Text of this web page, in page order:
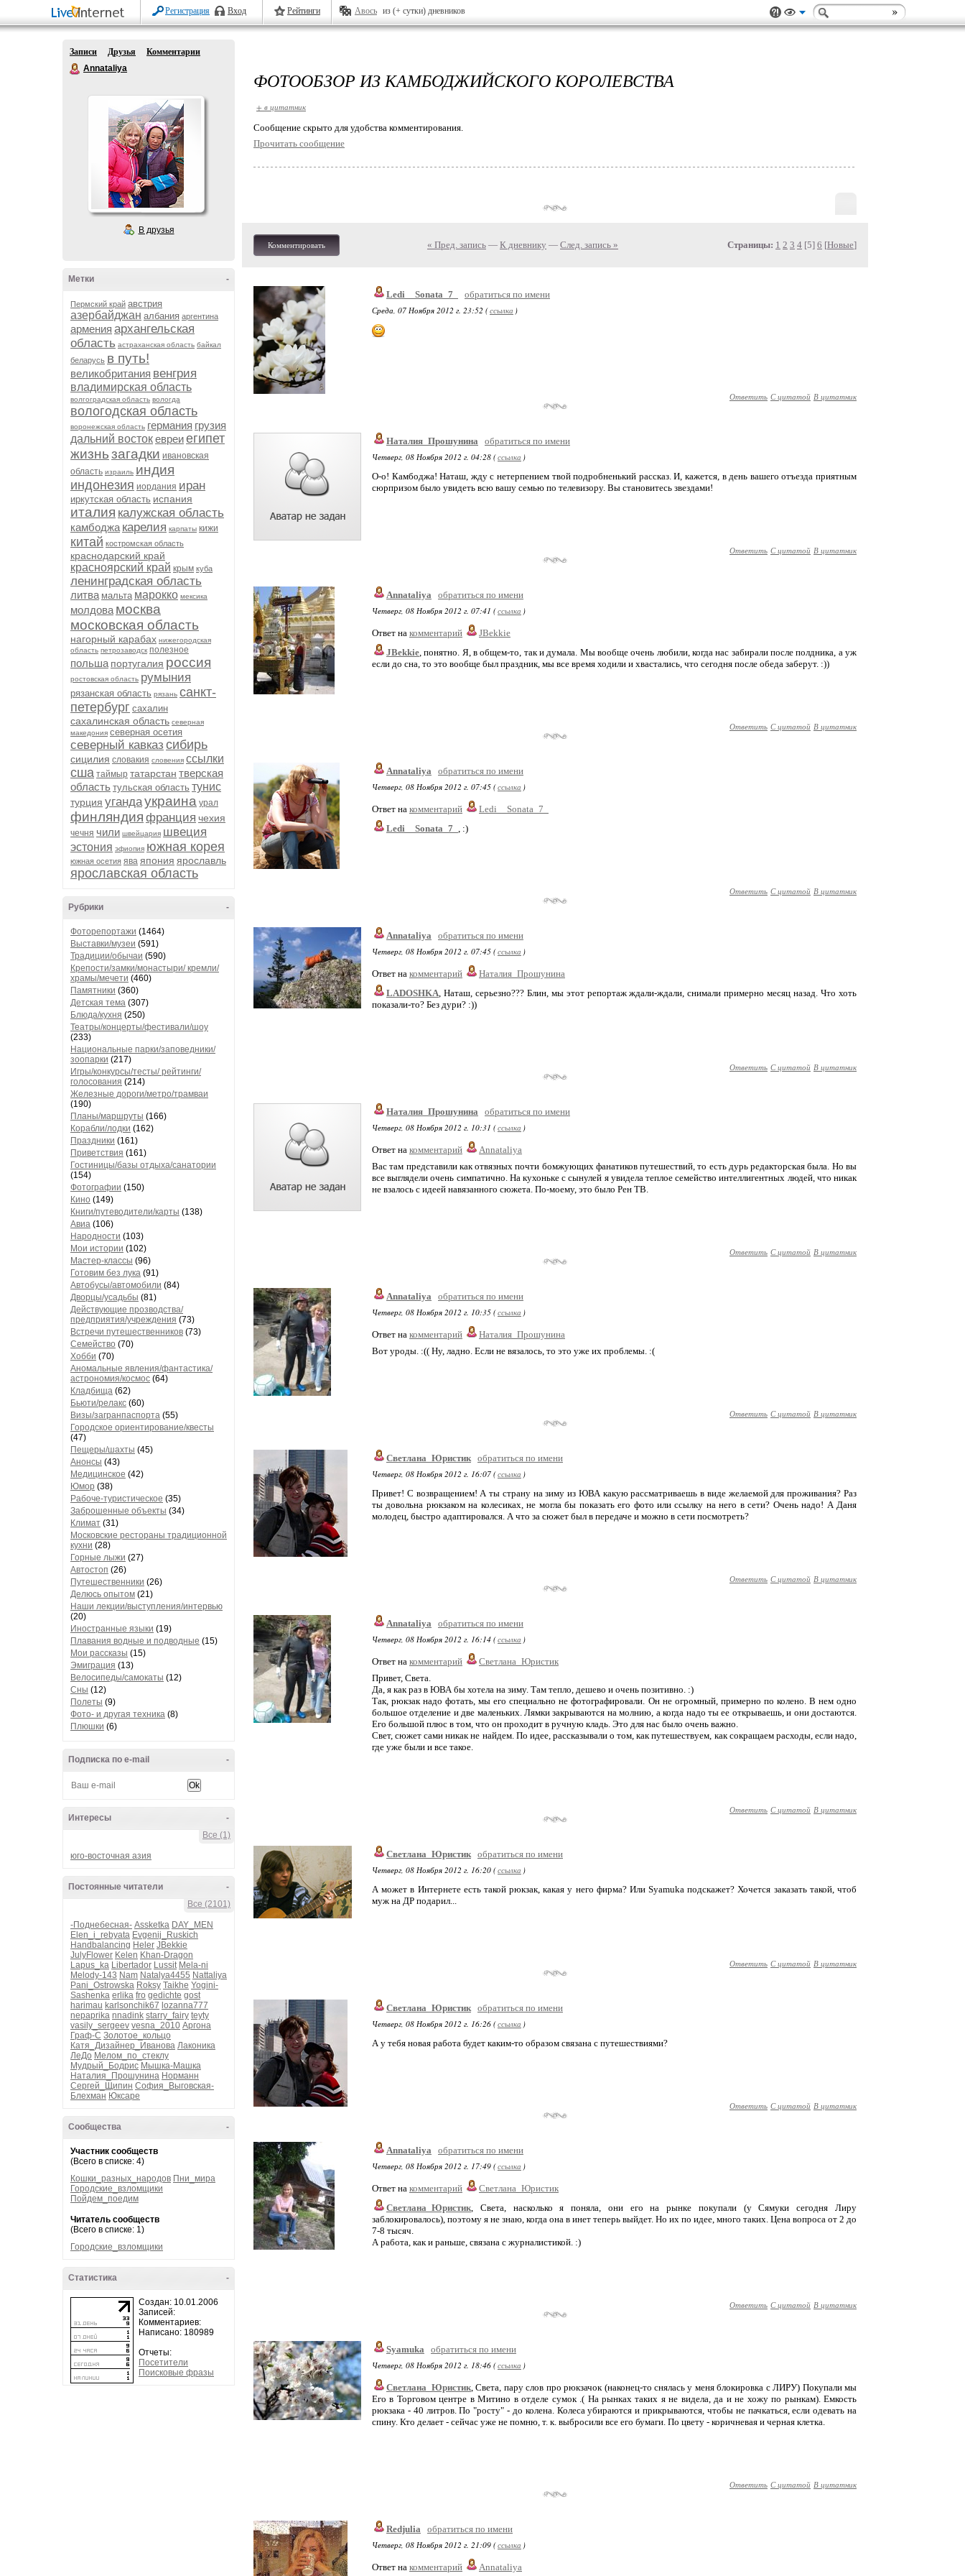
Регистрация Вход Рейтинги Авось из (+ сутки) дневников
Записи Друзья
Комментарии
Annataliya
В друзья
-
Метки
Пермский край австрия
азербайджан албания аргентина
армения архангельская
область астраханская область байкал
беларусь в путь!
великобритания венгрия
владимирская область
волгоградская область вологда
вологодская область
воронежская область германия грузия
дальний востокевреиегипет
жизньзагадки ивановская
область израиль индия
индонезия иордания иран
иркутская область испания
италия калужская область
камбоджа карелия карпаты кижи
китай костромская область
краснодарский край
красноярский край крым куба
ленинградская область
литва мальта марокко мексика
молдова москва
московская область
нагорный карабах нижегородская
область петрозаводск полезное
польша португалия россия
ростовская область румыния
рязанская область рязань санкт-
петербург сахалин
сахалинская область северная
македония северная осетия
северный кавказ сибирь
сицилия словакия словения ссылки
сша таймыр татарстан тверская
область тульская область тунис
турция угандаукраина урал
финляндия франция чехия
чечня чили швейцария швеция
эстония эфиопия южная корея
южная осетия ява япония ярославль
ярославская область
-
Рубрики
Фоторепортажи (1464)
Выставки/музеи (591)
Традиции/обычаи (590)
Крепости/замки/монастыри/ кремли/
храмы/мечети (460)
Памятники (360)
Детская тема (307)
Блюда/кухня (250)
Театры/концерты/фестивали/шоу
(233)
Национальные парки/заповедники/
зоопарки (217)
Игры/конкурсы/тесты/ рейтинги/
голосования (214)
Железные дороги/метро/трамваи
(190)
Планы/маршруты (166)
Корабли/лодки (162)
Праздники (161)
Приветствия (161)
Гостиницы/базы отдыха/санатории
(154)
Фотографии (150)
Кино (149)
Книги/путеводители/карты (138)
Авиа (106)
Народности (103)
Мои истории (102)
Мастер-классы (96)
Готовим без лука (91)
Автобусы/автомобили (84)
Дворцы/усадьбы (81)
Действующие прозводства/
предприятия/учреждения (73)
Встречи путешественников (73)
Семейство (70)
Хобби (70)
Аномальные явления/фантастика/
астрономия/космос (64)
Кладбища (62)
Бьюти/релакс (60)
Визы/загранпаспорта (55)
Городское ориентирование/квесты
(47)
Пещеры/шахты (45)
Анонсы (43)
Медицинское (42)
Юмор (38)
Рабоче-туристическое (35)
Заброшенные объекты (34)
Климат (31)
Московские рестораны традиционной
кухни (28)
Горные лыжи (27)
Автостоп (26)
Путешественники (26)
Делюсь опытом (21)
Наши лекции/выступления/интервью
(20)
Иностранные языки (19)
Плавания водные и подводные (15)
Мои рассказы (15)
Эмиграция (13)
Велосипеды/самокаты (12)
Сны (12)
Полеты (9)
Фото- и другая техника (8)
Плюшки (6)
-
Подписка по e-mail
-
Интересы
Все (1)
юго-восточная азия
-
Постоянные читатели
Все (2101)
-Поднебесная- Assketka DAY_MEN
Elen_i_rebyata Evgenij_Ruskich
Handbalancing Heler JBekkie
JulyFlower Kelen Khan-Dragon
Lapus_ka Libertador Lussit Mela-ni
Melody-143 Nam Natalya4455 Nattaliya
Pani_Ostrowska Roksy Taikhe Yogini-
Sashenka erlika fro gedichte gost
harimau karlsonchik67 lozanna777
nepaprika nnadink starry_fairy teyty
vasily_sergeev vesna_2010 Аргона
Граф-С Золотое_кольцо
Катя_Дизайнер_Иванова Лаконика
ЛеДо Мелом_по_стеклу
Мудрый_Бодрис Мышка-Машка
Наталия_Прошунина Норманн
Сергей_Щипин София_Выговская-
Блехман Юксаре
-
Сообщества
Участник сообществ
(Всего в списке: 4)
Кошки_разных_народов Пни_мира
Городские_взломщики
Пойдем_поедим
Читатель сообществ
(Всего в списке: 1)
Городские_взломщики
-
Статистика
Создан: 10.01.2006
Записей:
Комментариев:
Написано: 180989
Отчеты:
Посетители
Поисковые фразы
ФОТООБЗОР ИЗ КАМБОДЖИЙСКОГО КОРОЛЕВСТВА
+ в цитатник
Cообщение скрыто для удобства комментирования.
Прочитать сообщение
Комментировать « Пред. запись — К дневнику — След. запись » Страницы: 1 2 3 4 [5] 6 [Новые]
Ledi__Sonata_7_
обратиться по имени
Среда, 07 Ноября 2012 г. 23:52 (ссылка )
Ответить С цитатой В цитатник
Наталия_Прошунина
обратиться по имени
Четверг, 08 Ноября 2012 г. 04:28 (ссылка )
О-о! Камбоджа! Наташ, жду с нетерпением твой подробненький рассказ. И, кажется, в день вашего отъезда приятным
сюрпризом было увидеть всю вашу семью по телевизору. Вы становитесь звездами!
Ответить С цитатой В цитатник
Annataliya
обратиться по имени
Четверг, 08 Ноября 2012 г. 07:41 (ссылка )
Ответ на комментарий
JBekkie
JBekkie, понятно. Я, в общем-то, так и думала. Мы вообще очень любили, когда нас забирали после полдника, а уж
если до сна, то это вообще был праздник, мы все время ходили и хвастались, что сегодня после обеда заберут. :))
Ответить С цитатой В цитатник
Annataliya
обратиться по имени
Четверг, 08 Ноября 2012 г. 07:45 (ссылка )
Ответ на комментарий
Ledi__Sonata_7_
Ledi__Sonata_7_ , :)
Ответить С цитатой В цитатник
Annataliya
обратиться по имени
Четверг, 08 Ноября 2012 г. 07:45 (ссылка )
Ответ на комментарий
Наталия_Прошунина
LADOSHKA, Наташ, серьезно??? Блин, мы этот репортаж ждали-ждали, снимали примерно месяц назад. Что хоть
показали-то? Без дури? :))
Ответить С цитатой В цитатник
Наталия_Прошунина
обратиться по имени
Четверг, 08 Ноября 2012 г. 10:31 (ссылка )
Ответ на комментарий
Annataliya
Вас там представили как отвязных почти бомжующих фанатиков путешествий, то есть дурь редакторская была. Но вы
все выглядели очень симпатично. На кухоньке с сынулей я увидела теплое семейство интеллигентных людей, что никак
не взалось с идеей навязанного сюжета. По-моему, это было Рен ТВ.
Ответить С цитатой В цитатник
Annataliya
обратиться по имени
Четверг, 08 Ноября 2012 г. 10:35 (ссылка )
Ответ на комментарий
Наталия_Прошунина
Вот уроды. :(( Ну, ладно. Если не вязалось, то это уже их проблемы. :(
Ответить С цитатой В цитатник
Светлана_Юристик обратиться по имени
Четверг, 08 Ноября 2012 г. 16:07 (ссылка )
Привет! С возвращением! А ты страну на зиму из ЮВА какую рассматриваешь в виде желаемой для проживания? Раз
ты довольна рюкзаком на колесиках, не могла бы показать его фото или ссылку на него в сети? Очень надо! А Даня
молодец, быстро адаптировался. А что за сюжет был в передаче и можно в сети посмотреть?
Ответить С цитатой В цитатник
Annataliya
обратиться по имени
Четверг, 08 Ноября 2012 г. 16:14 (ссылка )
Ответ на комментарий
Светлана_Юристик
Привет, Света.
Да, я как раз в ЮВА бы хотела на зиму. Там тепло, дешево и очень позитивно. :)
Так, рюкзак надо фотать, мы его специально не фотографировали. Он не огромный, примерно по колено. В нем одно
большое отделение и две маленьких. Лямки закрываются на молнию, а когда надо ты ее открываешь, и они достаются.
Его большой плюс в том, что он проходит в ручную кладь. Это для нас было очень важно.
Свет, сюжет сами никак не найдем. По идее, рассказывали о том, как путешествуем, как сокращаем расходы, если надо,
где уже были и все такое.
Ответить С цитатой В цитатник
Светлана_Юристик обратиться по имени
Четверг, 08 Ноября 2012 г. 16:20 (ссылка )
А может в Интернете есть такой рюкзак, какая у него фирма? Или Syamuka подскажет? Хочется заказать такой, чтоб
муж на ДР подарил...
Ответить С цитатой В цитатник
Светлана_Юристик обратиться по имени
Четверг, 08 Ноября 2012 г. 16:26 (ссылка )
А у тебя новая работа будет каким-то образом связана с путешествиями?
Ответить С цитатой В цитатник
Annataliya
обратиться по имени
Четверг, 08 Ноября 2012 г. 17:49 (ссылка )
Ответ на комментарий
Светлана_Юристик
Светлана_Юристик, Света, насколько я поняла, они его на рынке покупали (у Сямуки сегодня Лиру
заблокировалось), поэтому я не знаю, когда она в инет теперь выйдет. Но их по идее, много таких. Цена вопроса от 2 до
7-8 тысяч.
А работа, как и раньше, связана с журналистикой. :)
Ответить С цитатой В цитатник
Syamuka
обратиться по имени
Четверг, 08 Ноября 2012 г. 18:46 (ссылка )
Светлана_Юристик, Света, пару слов про рюкзачок (наконец-то снялась у меня блокировка с ЛИРУ) Покупали мы
Его в Торговом центре в Митино в отделе сумок .( На рынках таких я не видела, да и не хожу по рынкам). Емкость
рюкзака - 40 литров. По "росту" - до колена. Колеса убираются и прикрываются, чтобы не пачкаться, если одевать на
спину. Кто делает - сейчас уже не помню, т. к. выбросили все его бумаги. По цвету - коричневая и черная клетка.
Ответить С цитатой В цитатник
Redjulia
обратиться по имени
Четверг, 08 Ноября 2012 г. 21:09 (ссылка )
Ответ на комментарий Annataliya